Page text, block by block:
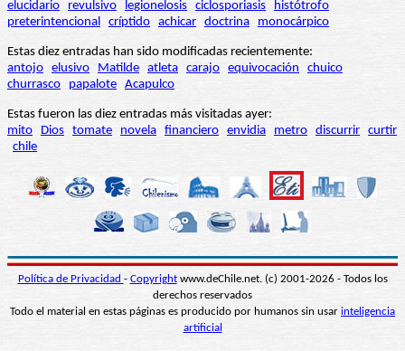
elucidario
revulsivo legionelosis ciclosporiasis
histótrofo
preterintencional
críptido achicar doctrina monocárpico
Estas diez entradas han sido modificadas recientemente:
antojo elusivo Matilde atleta carajo equivocación
chuico
churrasco
papalote Acapulco
Estas fueron las diez entradas más visitadas ayer:
mito
Dios tomate novela financiero envidia metro discurrir curtir
chile
Política de Privacidad - Copyrightwww.deChile.net. (c) 2001-2026 - Todos los
derechos reservados
Todo el material en estas páginas es producido por humanos sin usar inteligencia
artificial